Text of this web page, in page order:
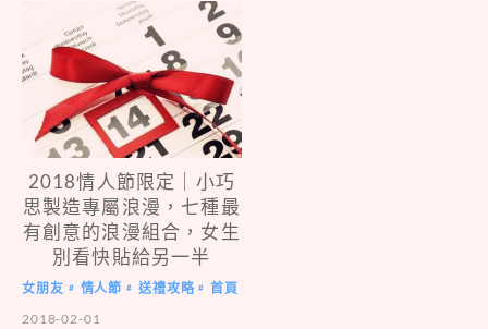
2018情人節限定｜小巧
思製造專屬浪漫，七種最
有創意的浪漫組合，女生
別看快貼給另一半
女朋友 # 情人節 # 送禮攻略 #
首頁
2018-02-01